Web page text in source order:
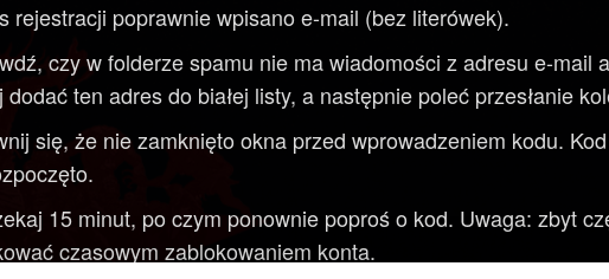
rejestracji poprawnie wpisano e-mail (bez literówek).
czy w folderze spamu nie ma wiadomości z adresu e-mail
dodać ten adres do białej listy, a następnie poleć przesłanie
się, że nie zamknięto okna przed wprowadzeniem kodu.
15 minut, po czym ponownie poproś o kod. Uwaga: zbyt
czasowym zablokowaniem konta.